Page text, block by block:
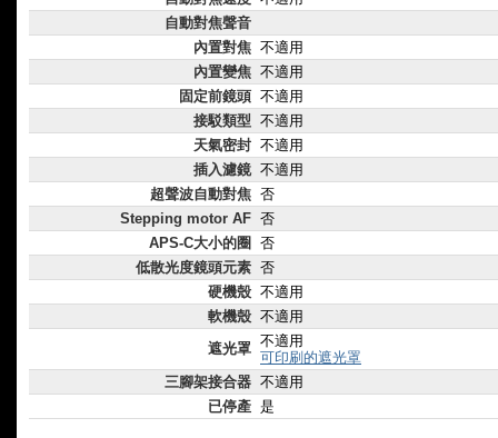
自動對焦聲音
內置對焦 不適用
內置變焦 不適用
固定前鏡頭 不適用
接駁類型 不適用
天氣密封 不適用
插入濾鏡 不適用
超聲波自動對焦 否
Stepping motor AF 否
APS-C大小的圈
否
低散光度鏡頭元素 否
硬機殼 不適用
軟機殼 不適用
遮光罩 不適用
可印刷的遮光罩
三腳架接合器 不適用
已停產 是